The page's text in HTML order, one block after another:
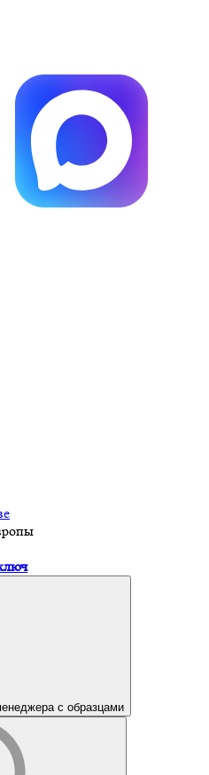
с образцами